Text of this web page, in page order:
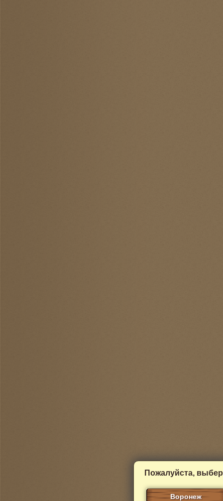
Пожалуйста,
Воронеж